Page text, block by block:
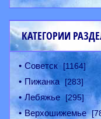
КАТЕГОРИИ
Советск [1164]
Пижанка [283]
Лебяжье [295]
Верхошижемье